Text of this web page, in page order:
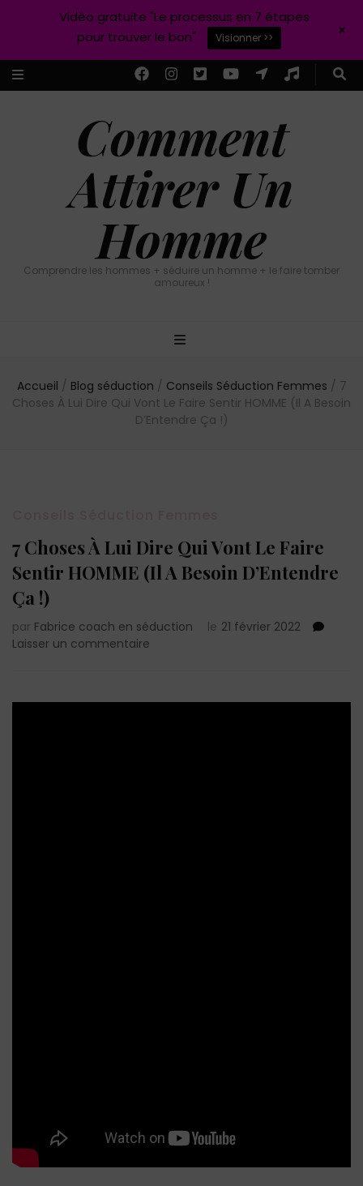
Comment
Attirer Un
Homme
Comprendre les hommes + séduire un homme + le faire tomber
amoureux !
Accueil / Blog séduction / Conseils Séduction Femmes / 7
Choses À Lui Dire Qui Vont Le Faire Sentir HOMME (Il A Besoin
D’Entendre Ça !)
7 Choses À Lui Dire Qui Vont Le Faire
Sentir HOMME (Il A Besoin D’Entendre
Ça !)
par Fabrice coach en séduction le 21 février 2022
Laisser un commentaire
Vidéo gratuite "Le processus en 7 étapes
pour trouver le bon"
Visionner >> +